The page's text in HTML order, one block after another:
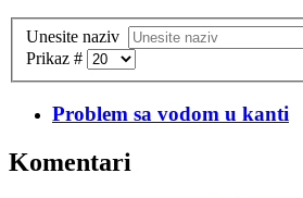
Unesite naziv
Prikaz #
Problem sa vodom u kanti
Komentari